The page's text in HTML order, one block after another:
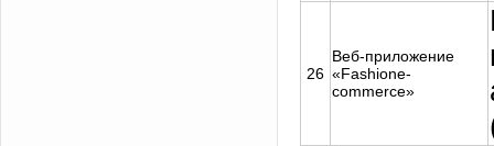
26
Веб-приложение
«Fashione-
commerce»